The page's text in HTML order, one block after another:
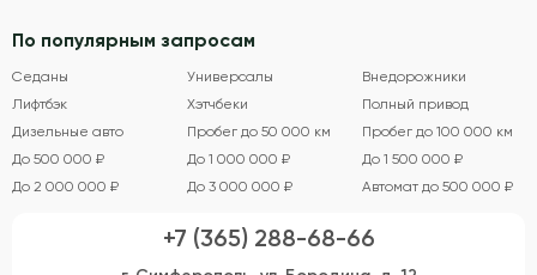
По популярным запросам
Седаны Универсалы
Внедорожники
Лифтбэк
Хэтчбеки
Полный привод
Дизельные авто
Пробег до 50 000 км
Пробег до 100 000 км
До 500 000 ₽
До 1 000 000 ₽
До 1 500 000 ₽
До 2 000 000 ₽
До 3 000 000 ₽ Автомат до 500 000 ₽
+7 (365) 288-68-66